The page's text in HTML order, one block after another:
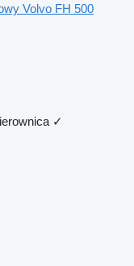
Volvo FH 500
✓